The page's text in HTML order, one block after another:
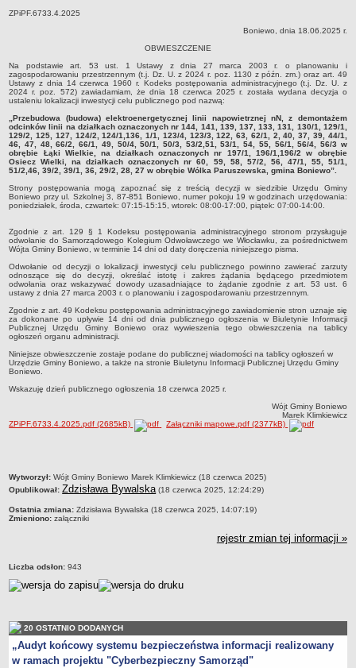
Miejscowy Plan Zagospodarowania Przestrzennego wybranych
System Informacji Przestrzennej e-mapa
petycje
ponowne wykorzystywanie
pomoc prawna
Punkt potwierdzania profilu zaufanego
Infromacje w zakresie preferencyjnego paliwa stałego
WŁADZE I STRUKTURA
Urząd gminy
Wójt
Jednostki organizacyjne
jednostki pomocnicze /sołectwa Gminy Boniewo/
Gminne Instytucje Kultury
Deklaracja dostępności strony internetowej Urzędu Gminy Boniewo
RODO
Rejestr działalności regulowanej
Zbiorowego Zaopatrzenia w Wodę i Zbiorowego Odprowadzania
Zestawienie przedsiębiorców w zakresie opróżniania zbiorników
bezodpływowych lub osadników
FINANSE GMINY
Majątek gminy
Budżet
ZPiPF.6733.4.2025
Boniewo, dnia 18.06.2025 r.
OBWIESZCZENIE
Na podstawie art. 53 ust. 1 Ustawy z dnia 27 marca 2003 r. o planowaniu i
zagospodarowaniu przestrzennym (t.j. Dz. U. z 2024 r. poz. 1130 z późn. zm.) oraz art. 49
Ustawy z dnia 14 czerwca 1960 r. Kodeks postępowania administracyjnego (t.j. Dz. U. z
2024 r. poz. 572) zawiadamiam, że dnia 18 czerwca 2025 r. została wydana decyzja o
ustaleniu lokalizacji inwestycji celu publicznego pod nazwą:
„Przebudowa (budowa) elektroenergetycznej linii napowietrznej nN, z demontażem
odcinków linii na działkach oznaczonych nr 144, 141, 139, 137, 133, 131, 130/1, 129/1,
129/2, 125, 127, 124/2, 124/1,136, 1/1, 123/4, 123/3, 122, 63, 62/1, 2, 40, 37, 39, 44/1,
46, 47, 48, 66/2, 66/1, 49, 50/4, 50/1, 50/3, 53/2,51, 53/1, 54, 55, 56/1, 56/4, 56/3 w
obrębie Łąki Wielkie, na działkach oznaczonych nr 197/1, 196/1,196/2 w obrębie
Osiecz Wielki, na działkach oznaczonych nr 60, 59, 58, 57/2, 56, 47/1, 55, 51/1,
51/2,46, 39/2, 39/1, 36, 29/2, 28, 27 w obrębie Wólka Paruszewska, gmina Boniewo”.
Strony postępowania mogą zapoznać się z treścią decyzji w siedzibie Urzędu Gminy
Boniewo przy ul. Szkolnej 3, 87-851 Boniewo, numer pokoju 19 w godzinach urzędowania:
poniedziałek, środa, czwartek: 07:15-15:15, wtorek: 08:00-17:00, piątek: 07:00-14:00.
Zgodnie z art. 129 § 1 Kodeksu postępowania administracyjnego stronom przysługuje
odwołanie do Samorządowego Kolegium Odwoławczego we Włocławku, za pośrednictwem
Wójta Gminy Boniewo, w terminie 14 dni od daty doręczenia niniejszego pisma.
Odwołanie od decyzji o lokalizacji inwestycji celu publicznego powinno zawierać zarzuty
odnoszące się do decyzji, określać istotę i zakres żądania będącego przedmiotem
odwołania oraz wskazywać dowody uzasadniające to żądanie zgodnie z art. 53 ust. 6
ustawy z dnia 27 marca 2003 r. o planowaniu i zagospodarowaniu przestrzennym.
Zgodnie z art. 49 Kodeksu postępowania administracyjnego zawiadomienie stron uznaje się
za dokonane po upływie 14 dni od dnia publicznego ogłoszenia w Biuletynie Informacji
Publicznej Urzędu Gminy Boniewo oraz wywieszenia tego obwieszczenia na tablicy
ogłoszeń organu administracji.
Niniejsze obwieszczenie zostaje podane do publicznej wiadomości na tablicy ogłoszeń w
Urzędzie Gminy Boniewo, a także na stronie Biuletynu Informacji Publicznej Urzędu Gminy
Boniewo.
Wskazuję dzień publicznego ogłoszenia 18 czerwca 2025 r.
Wójt Gminy Boniewo
Marek Klimkiewicz
ZPiPF.6733.4.2025.pdf (2685kB)
Załączniki mapowe.pdf (2377kB)
metryczka
Wytworzył: Wójt Gminy Boniewo Marek Klimkiewicz (18 czerwca 2025)
Opublikował: Zdzisława Bywalska(18 czerwca 2025, 12:24:29)
Ostatnia zmiana: Zdzisława Bywalska (18 czerwca 2025, 14:07:19)
Zmieniono: załączniki
rejestr zmian tej informacji »
Liczba odsłon: 943
20 OSTATNIO DODANYCH
„Audyt końcowy systemu bezpieczeństwa informacji realizowany
w ramach projektu "Cyberbezpieczny Samorząd"